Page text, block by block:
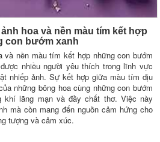
hoa và nền màu tím kết hợp
con bướm xanh
và nền màu tím kết hợp những con bướm
nhiều người yêu thích trong lĩnh vực
nhiếp ảnh. Sự kết hợp giữa màu tím dịu
những bông hoa cùng những con bướm
khí lãng mạn và đầy chất thơ. Việc này
mà còn mang đến nguồn cảm hứng cho
tượng và cảm xúc.